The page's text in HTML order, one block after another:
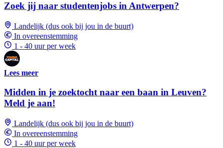
Zoek jij naar studentenjobs in Antwerpen?
Landelijk (dus ook bij jou in de buurt)
In overeenstemming
1 - 40 uur per week
Lees meer
Midden in je zoektocht naar een baan in Leuven?
Meld je aan!
Landelijk (dus ook bij jou in de buurt)
In overeenstemming
1 - 40 uur per week